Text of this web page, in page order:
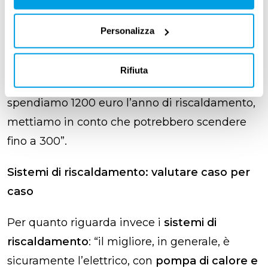
Personalizza
Rifiuta
efficace non solo in inverno ma anche in
, perché appunto isola la casa dal
cambiamento di temperatura esterno. Ilcosto
di questo intervento
spaventare, perché conviene sempre: se oggi
spendiamo 1200 euro l’anno di riscaldamento,
mettiamo in conto che potrebbero scendere
fino a 300”.
Sistemi di riscaldamento: valutare caso per
caso
Per quanto riguarda invece i sistemi di
riscaldamento: “il migliore, in generale, è
sicuramente l’elettrico, con pompa di calore e